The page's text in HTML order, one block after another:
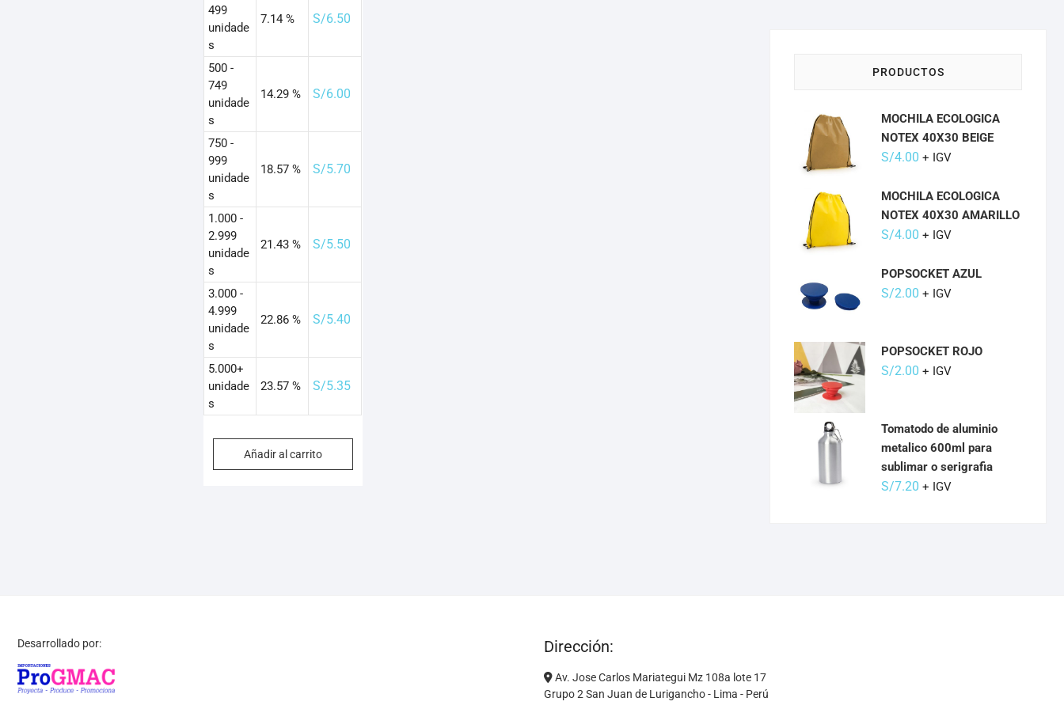
499
unidade
s
7.14 % S/6.50
500 -
749
unidade
s
14.29 % S/6.00
750 -
999
unidade
s
18.57 % S/5.70
1.000 -
2.999
unidade
s
21.43 % S/5.50
3.000 -
4.999
unidade
s
22.86 % S/5.40
5.000+
unidade
s
23.57 % S/5.35
Añadir al carrito
PRODUCTOS
MOCHILA ECOLOGICA
NOTEX 40X30 BEIGE
S/4.00 + IGV
MOCHILA ECOLOGICA
NOTEX 40X30 AMARILLO
S/4.00 + IGV
POPSOCKET AZUL
S/2.00 + IGV
POPSOCKET ROJO
S/2.00 + IGV
Tomatodo de aluminio
metalico 600ml para
sublimar o serigrafia
S/7.20 + IGV
Desarrollado por: Dirección:
Av. Jose Carlos Mariategui Mz 108a lote 17
Grupo 2 San Juan de Lurigancho - Lima - Perú